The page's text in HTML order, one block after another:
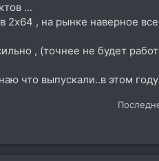
...
2x64 , на рынке наверное
, (точнее не будет
что выпускали..в этом